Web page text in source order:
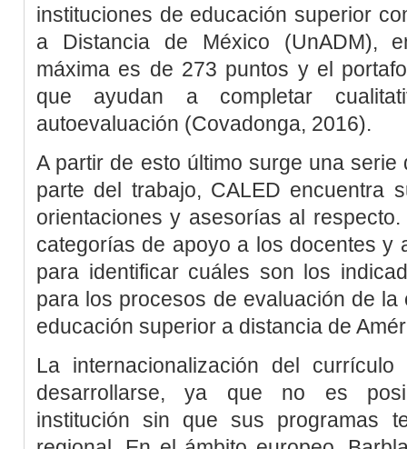
instituciones de educación superior
a Distancia de México (UnADM),
máxima es de 273 puntos y el
que ayudan a completar
autoevaluación (Covadonga, 2016).
A partir de esto último surge una
parte del trabajo, CALED encuentra
orientaciones y asesorías al
categorías de apoyo a los docentes y
para identificar cuáles son los
para los procesos de evaluación de
educación superior a distancia de
La internacionalización del
desarrollarse, ya que no es
institución sin que sus programas